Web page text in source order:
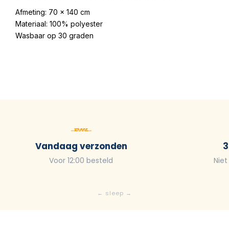
Afmeting: 70 x 140 cm
Materiaal: 100% polyester
Wasbaar op 30 graden
Vandaag verzonden
Voor 12:00 besteld